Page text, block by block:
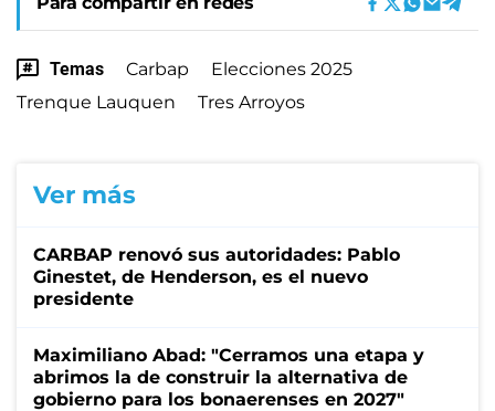
Temas Carbap
Elecciones 2025
Trenque Lauquen
Tres Arroyos
Ver más
CARBAP renovó sus autoridades: Pablo
Ginestet, de Henderson, es el nuevo
presidente
Maximiliano Abad: "Cerramos una etapa y
abrimos la de construir la alternativa de
gobierno para los bonaerenses en 2027"